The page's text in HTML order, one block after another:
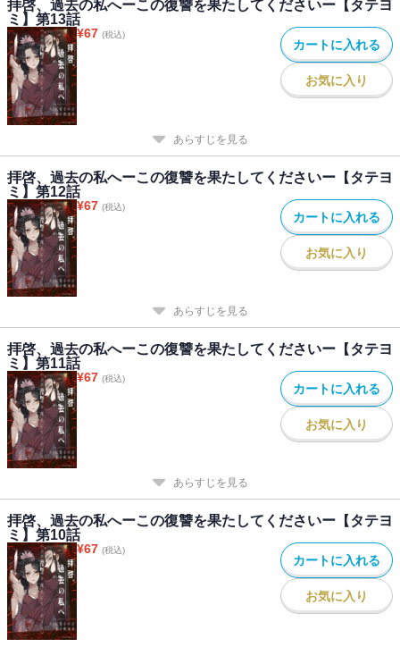
拝啓、過去の私へーこの復讐を果たしてくださいー【タテヨ
ミ】第13話
¥67 (税込)
カートに入れる
お気に入り
あらすじを見る
拝啓、過去の私へーこの復讐を果たしてくださいー【タテヨ
ミ】第12話
¥67 (税込)
カートに入れる
お気に入り
あらすじを見る
拝啓、過去の私へーこの復讐を果たしてくださいー【タテヨ
ミ】第11話
¥67 (税込)
カートに入れる
お気に入り
あらすじを見る
拝啓、過去の私へーこの復讐を果たしてくださいー【タテヨ
ミ】第10話
¥67 (税込)
カートに入れる
お気に入り